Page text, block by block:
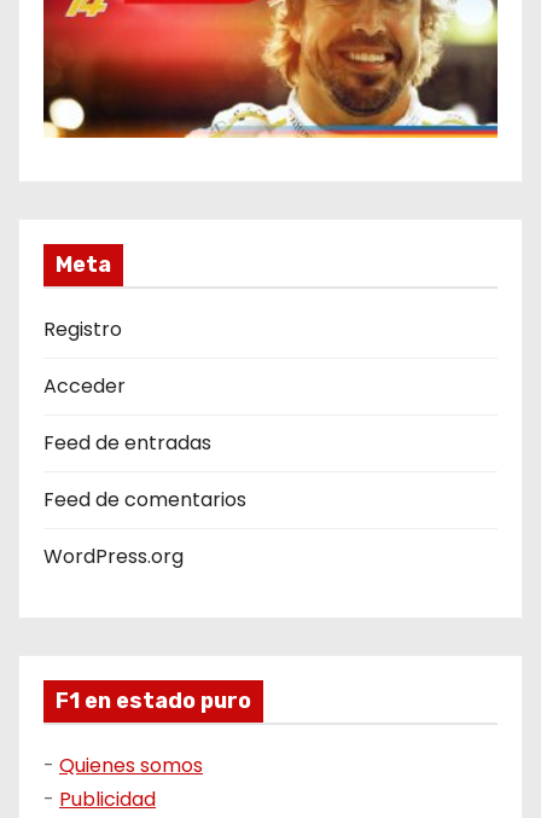
Meta
Registro
Acceder
Feed de entradas
Feed de comentarios
WordPress.org
F1 en estado puro
- Quienes somos
- Publicidad